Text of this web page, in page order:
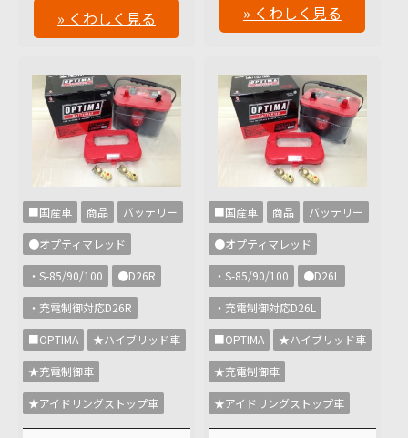
» くわしく見る » くわしく見る
■国産車 商品 バッテリー
●オプティマレッド
・S-85/90/100 ●D26R
・充電制御対応D26R
■OPTIMA ★ハイブリッド車
★充電制御車
★アイドリングストップ車
■国産車 商品 バッテリー
●オプティマレッド
・S-85/90/100 ●D26L
・充電制御対応D26L
■OPTIMA ★ハイブリッド車
★充電制御車
★アイドリングストップ車